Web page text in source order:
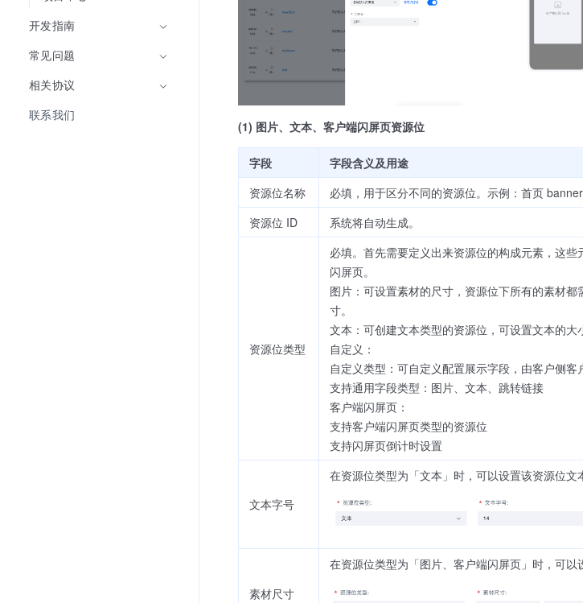
开发指南
常见问题
相关协议
联系我们
(1) 图片、文本、客户端闪屏页资源位
字段
字段含义及用途
资源位名称
必填，用于区分不同的资源位。示例：首页 banner
资源位 ID
系统将自动生成。
资源位类型
必填。首先需要定义出来资源位的构成元素，这
闪屏页。
图片：可设置素材的尺寸，资源位下所有的素材
寸。
文本：可创建文本类型的资源位，可设置文本的大
自定义：
自定义类型：可自定义配置展示字段，由客户侧客
支持通用字段类型：图片、文本、跳转链接
客户端闪屏页：
支持客户端闪屏页类型的资源位
支持闪屏页倒计时设置
文本字号
在资源位类型为「文本」时，可以设置该资源位文
素材尺寸
在资源位类型为「图片、客户端闪屏页」时，可